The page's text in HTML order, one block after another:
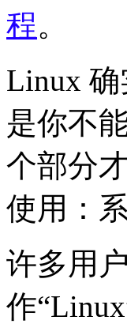
程。
Linux
是你不
个部分
使用：
许多用
作